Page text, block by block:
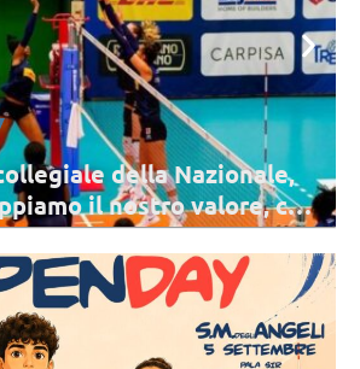
lettura di Velasco all’Italia:
della Giungla” a “Fahrenheit
per i prossimi Campionati Europei: una